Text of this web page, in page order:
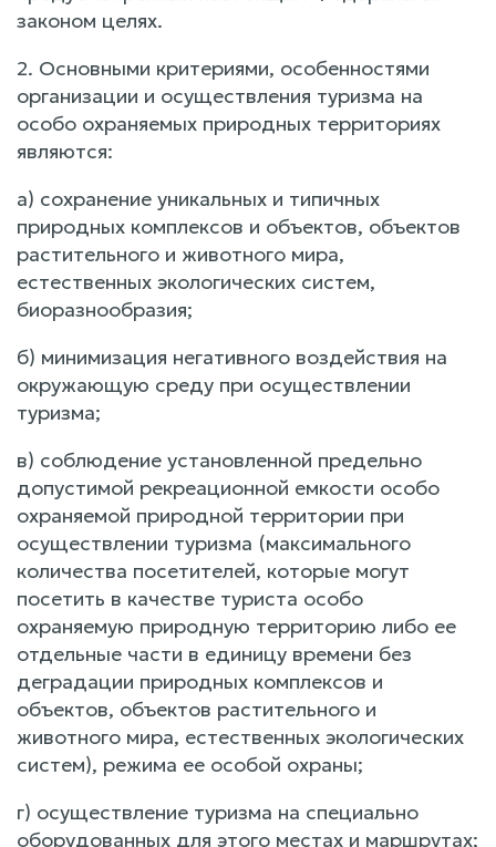
законом целях.
2. Основными критериями, особенностями
организации и осуществления туризма на
особо охраняемых природных территориях
являются:
а) сохранение уникальных и типичных
природных комплексов и объектов, объектов
растительного и животного мира,
естественных экологических систем,
биоразнообразия;
б) минимизация негативного воздействия на
окружающую среду при осуществлении
туризма;
в) соблюдение установленной предельно
допустимой рекреационной емкости особо
охраняемой природной территории при
осуществлении туризма (максимального
количества посетителей, которые могут
посетить в качестве туриста особо
охраняемую природную территорию либо ее
отдельные части в единицу времени без
деградации природных комплексов и
объектов, объектов растительного и
животного мира, естественных экологических
систем), режима ее особой охраны;
г) осуществление туризма на специально
оборудованных для этого местах и маршрутах;